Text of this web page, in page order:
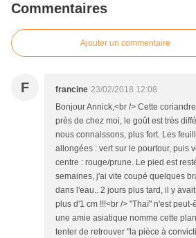
Commentaires
Ajouter un commentaire
F francine 23/02/2018 12:08
Bonjour Annick,<br /> Cette
près de chez moi, le goût est très
nous connaissons, plus fort. Les
allongées : vert sur le pourtour, puis
centre : rouge/prune. Le pied est
semaines, j'ai vite coupé quelques
dans l'eau.. 2 jours plus tard, il y
plus d'1 cm !!!<br /> "Thaï" n'est
une amie asiatique nomme cette
tenter de retrouver "la pièce à